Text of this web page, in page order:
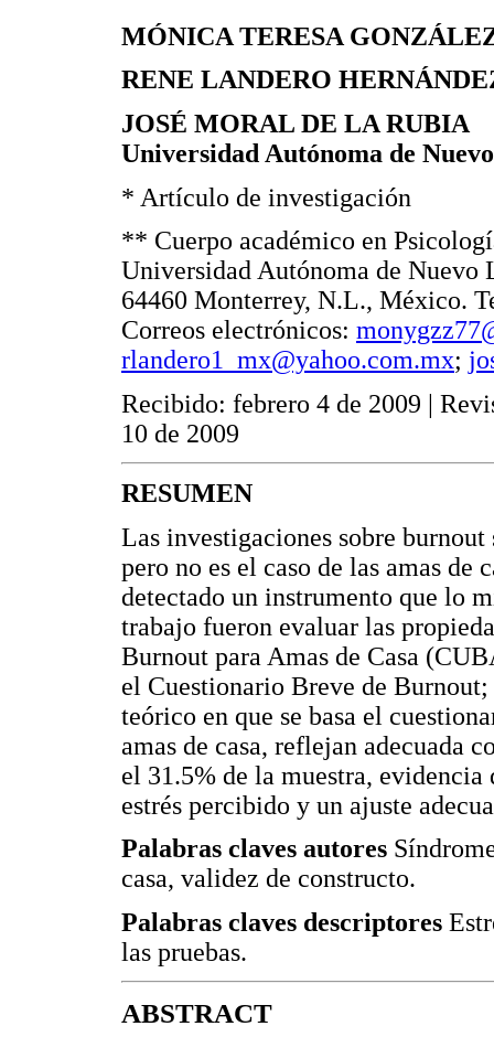
MÓNICA TERESA
RENE LANDERO
JOSÉ MORAL DE LA RUBIA
Universidad Autónoma de
* Artículo de investigación
** Cuerpo académico en
Universidad Autónoma de
64460 Monterrey, N.L., México.
Correos electrónicos:
rlandero1_mx@yahoo.com.mx;
Recibido: febrero 4 de 2009 |
10 de 2009
RESUMEN
Las investigaciones sobre
pero no es el caso de las amas de
detectado un instrumento que lo
trabajo fueron evaluar las
Burnout para Amas de Casa
el Cuestionario Breve de
teórico en que se basa el
amas de casa, reflejan adecuada
el 31.5% de la muestra,
estrés percibido y un ajuste
Palabras claves autores
casa, validez de constructo.
Palabras claves descriptores
las pruebas.
ABSTRACT